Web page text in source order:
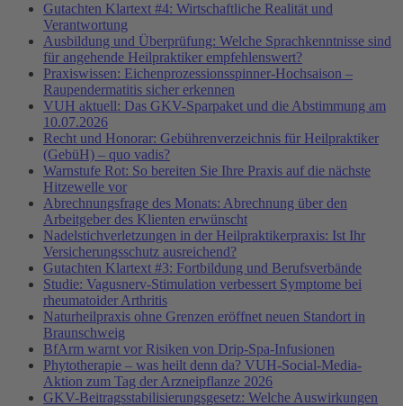
Gutachten Klartext #4: Wirtschaftliche Realität und
Verantwortung
Ausbildung und Überprüfung: Welche Sprachkenntnisse sind
für angehende Heilpraktiker empfehlenswert?
Praxiswissen: Eichenprozessionsspinner-Hochsaison –
Raupendermatitis sicher erkennen
VUH aktuell: Das GKV-Sparpaket und die Abstimmung am
10.07.2026
Recht und Honorar: Gebührenverzeichnis für Heilpraktiker
(GebüH) – quo vadis?
Warnstufe Rot: So bereiten Sie Ihre Praxis auf die nächste
Hitzewelle vor
Abrechnungsfrage des Monats: Abrechnung über den
Arbeitgeber des Klienten erwünscht
Nadelstichverletzungen in der Heilpraktikerpraxis: Ist Ihr
Versicherungsschutz ausreichend?
Gutachten Klartext #3: Fortbildung und Berufsverbände
Studie: Vagusnerv-Stimulation verbessert Symptome bei
rheumatoider Arthritis
Naturheilpraxis ohne Grenzen eröffnet neuen Standort in
Braunschweig
BfArm warnt vor Risiken von Drip-Spa-Infusionen
Phytotherapie – was heilt denn da? VUH-Social-Media-
Aktion zum Tag der Arzneipflanze 2026
GKV-Beitragsstabilisierungsgesetz: Welche Auswirkungen